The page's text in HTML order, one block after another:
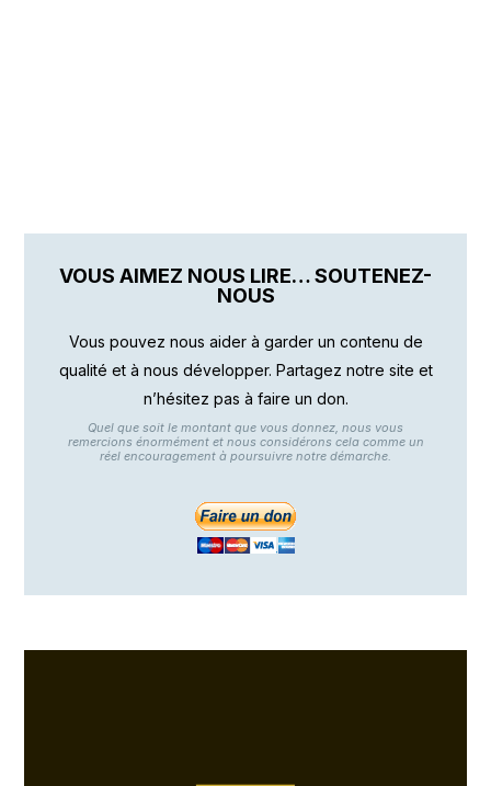
VOUS AIMEZ NOUS LIRE… SOUTENEZ-
NOUS
Vous pouvez nous aider à garder un contenu de
qualité et à nous développer. Partagez notre site et
n’hésitez pas à faire un don.
Quel que soit le montant que vous donnez, nous vous
remercions énormément et nous considérons cela comme un
réel encouragement à poursuivre notre démarche.